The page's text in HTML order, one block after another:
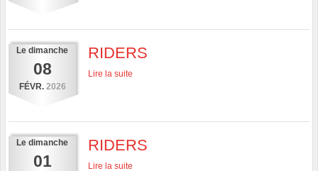
Le dimanche
08
FÉVR. 2026
RIDERS
Lire la suite
Le dimanche
01
RIDERS
Lire la suite